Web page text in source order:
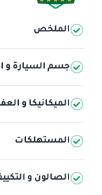
الملخص
جسم السيارة و
الميكانيكا و
المستهلكات
الصالون و